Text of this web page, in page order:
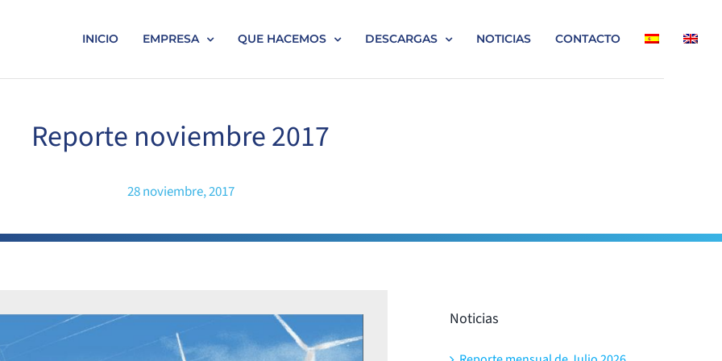
INICIO EMPRESA QUE HACEMOS DESCARGAS NOTICIAS CONTACTO
Reporte noviembre 2017
28 noviembre, 2017
Noticias